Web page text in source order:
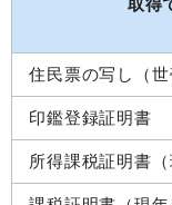
住民票の写し（世
印鑑登録証明書
所得課税証明書（